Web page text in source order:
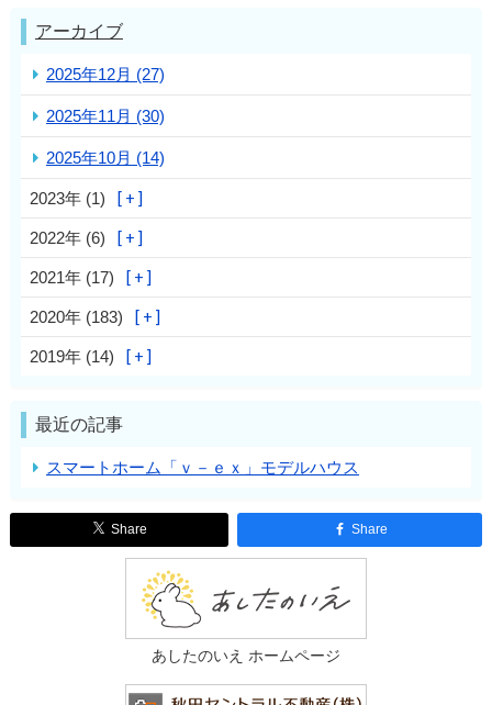
アーカイブ
2025年12月 (27)
2025年11月 (30)
2025年10月 (14)
2023年 (1)
2022年 (6)
2021年 (17)
2020年 (183)
2019年 (14)
最近の記事
スマートホーム「ｖ－ｅｘ」モデルハウス
Share Share
あしたのいえ ホームページ